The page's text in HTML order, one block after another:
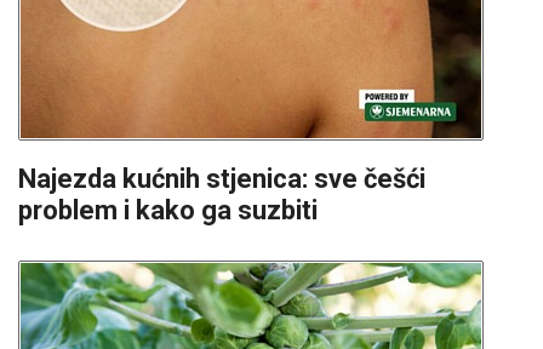
Najezda kućnih stjenica: sve češći
problem i kako ga suzbiti